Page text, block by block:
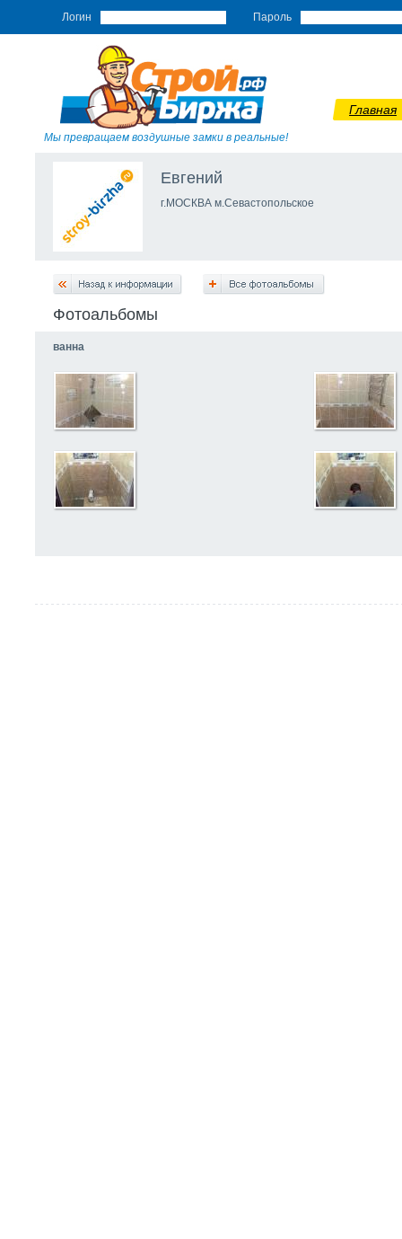
Логин Пароль
Мы превращаем воздушные замки в реальные!
Главная
Евгений
г.МОСКВА м.Севастопольское
Фотоальбомы
ванна